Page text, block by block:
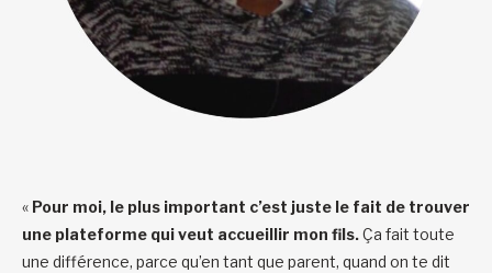
« Pour moi, le plus important c’est juste le fait de trouver
une plateforme qui veut accueillir mon fils.Ça fait toute
une différence, parce qu’en tant que parent, quand on te dit